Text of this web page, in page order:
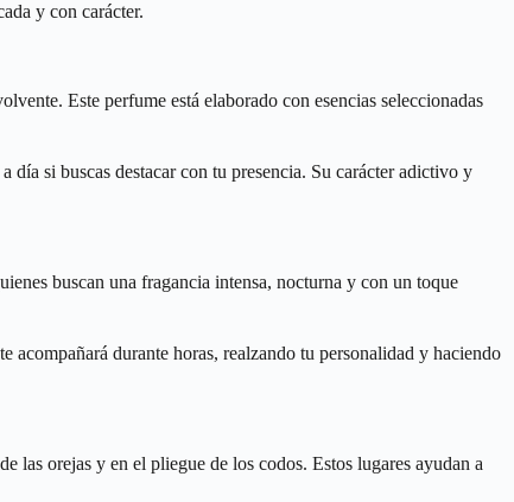
y con carácter.
Este perfume está elaborado con esencias seleccionadas
si buscas destacar con tu presencia. Su carácter adictivo y
buscan una fragancia intensa, nocturna y con un toque
acompañará durante horas, realzando tu personalidad y haciendo
las orejas y en el pliegue de los codos. Estos lugares ayudan a